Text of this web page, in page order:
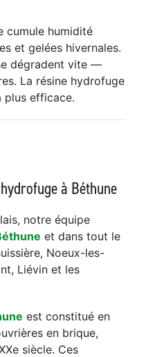
cumule humidité
et gelées hivernales.
dégradent vite —
La résine hydrofuge
plus efficace.
à Béthune
notre équipe
et dans tout le
Noeux-les-
Liévin et les
est constitué en
en brique,
siècle. Ces